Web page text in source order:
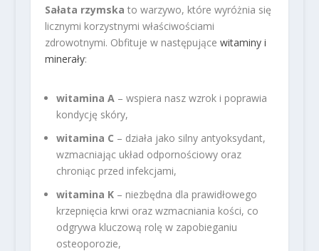
Sałata rzymska to warzywo, które wyróżnia się
licznymi korzystnymi właściwościami
zdrowotnymi. Obfituje w następujące witaminy i
minerały:
witamina A– wspiera nasz wzrok i poprawia
kondycję skóry,
witamina C – działa jako silny antyoksydant,
wzmacniając układ odpornościowy oraz
chroniąc przed infekcjami,
witamina K– niezbędna dla prawidłowego
krzepnięcia krwi oraz wzmacniania kości, co
odgrywa kluczową rolę w zapobieganiu
osteoporozie,